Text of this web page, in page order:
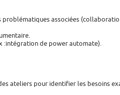
problématiques associées
:intégration de power automate).
ateliers pour identifier les besoins